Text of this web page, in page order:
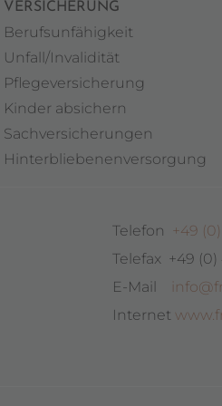
VERSICHERUNG
Berufsunfähigkeit
Unfall/Invalidität
Pflegeversicherung
Kinder absichern
Sachversicherungen
Hinterbliebenenversorgung
Telefon +49
Telefax +49 (0)
E-Mail
Internet